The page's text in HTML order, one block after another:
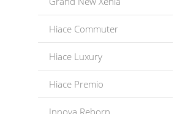
Hiace Commuter
Hiace Luxury
Hiace Premio
Innova Reborn